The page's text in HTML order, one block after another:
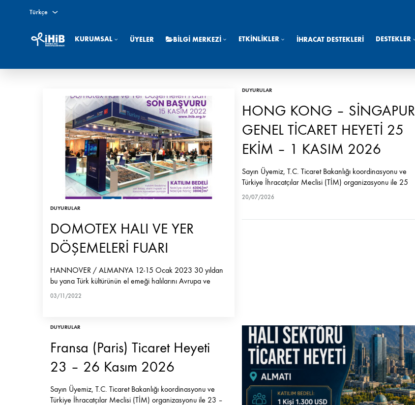
Türkçe
English
IHIB
İhracatçıları
KURUMSAL ÜYELER BILGI MERKEZI ETKINLIKLER İHRACAT DESTEKLERI DESTEKLER
DUYURULAR
DOMOTEX HALI VE YER
DÖŞEMELERİ FUARI
HANNOVER / ALMANYA 12-15 Ocak 2023 30 yıldan
bu yana Türk kültürünün el emeği halılarını Avrupa ve
Dünya pazarına taşıma işlevini başarıyla sürdüren İTKİB,
03/11/2022
DUYURULAR
HONG KONG – SİNGAPUR
GENEL TİCARET HEYETİ 25
EKİM – 1 KASIM 2026
Sayın Üyemiz, T.C. Ticaret Bakanlığı koordinasyonu ve
Türkiye İhracatçılar Meclisi (TİM) organizasyonu ile 25
Ekim – 1 Kasım 2026 tarihleri arasında Hong Kong-
20/07/2026
DUYURULAR
Fransa (Paris) Ticaret Heyeti
23 – 26 Kasım 2026
Sayın Üyemiz, T.C. Ticaret Bakanlığı koordinasyonu ve
Türkiye İhracatçılar Meclisi (TİM) organizasyonu ile 23 –